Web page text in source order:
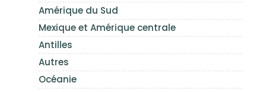
Amérique du Sud
Mexique et Amérique centrale
Antilles
Autres
Océanie